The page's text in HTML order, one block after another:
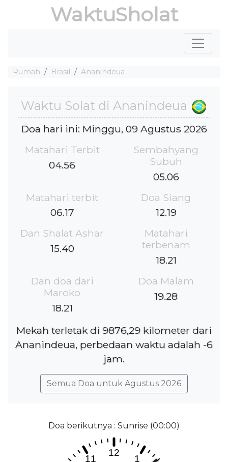
WaktuSholat
Rumah Brasil Ananindeua
Waktu Solat di Ananindeua
Doa hari ini: Minggu, 09 Agustus 2026
Matahari Terbit
04.56
Sembahyang
Subuh
05.06
Matahari terbit
06.17
Doa Siang
12.19
Dan Shalat Ashar
15.40
Matahari
terbenam
18.21
Dan doa dari
Maroko
18.21
Doa Malam
19.28
Mekah terletak di 9876,29 kilometer dari
Ananindeua, perbedaan waktu adalah -6
jam.
Semua Doa untuk Agustus 2026
Doa berikutnya : Sunrise (00:00)